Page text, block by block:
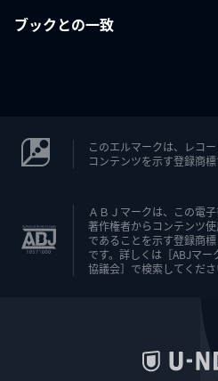
ブックとの一致
このエルマークは、レコ
コンテンツを示す登録商
ＡＢＪマークは、この電
著作権者からコンテンツ
であることを示す登録商
です。詳しくは［ABJマ
協議会］で検索してくださ